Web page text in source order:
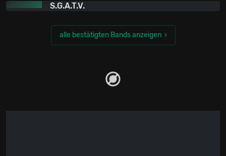
S.G.A.T.V.
alle bestätigten Bands anzeigen